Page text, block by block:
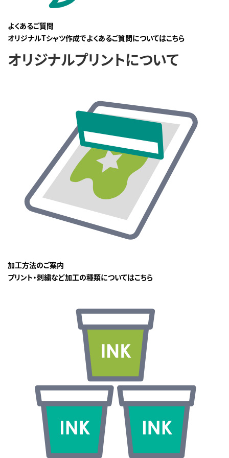
よくあるご質問
オリジナルTシャツ作成でよくあるご質問についてはこちら
オリジナルプリントについて
加工方法のご案内
プリント・刺繍など加工の種類についてはこちら